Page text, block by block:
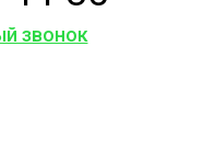
звонок